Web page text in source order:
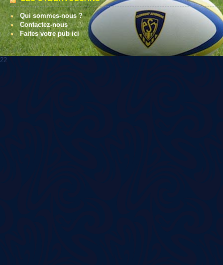
Qui sommes-nous ?
Contactez-nous
Faites votre pub ici
22